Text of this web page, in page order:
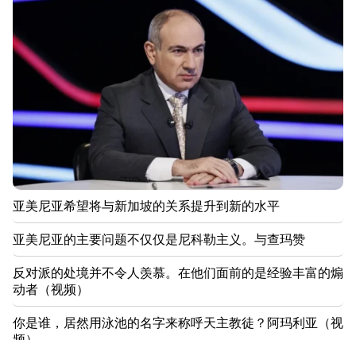
台风“海豚”袭击中国
19:34
胡塞武装袭击了也门的马哈港。至少七人死亡 - 媒体
19:00
为了报仇，他们武装起来，伏击了兄弟俩的店铺。埃奇
米阿津的报复行为被阻止
18:34
亚美尼亚希望将与新加坡的关系提升到新的水平
18:00
我们将在很长一段时间内告别+35°C以上的气温。阿
齐兹扬
17:34
亚美尼亚的天气将发生巨大变化
亚美尼亚希望将与新加坡的关系提升到新的水平
亚美尼亚的主要问题不仅仅是尼科勒主义。与查玛赞
反对派的处境并不令人羡慕。在他们面前的是经验丰富的煽
动者（视频）
你是谁，居然用泳池的名字来称呼天主教徒？阿玛利亚（视